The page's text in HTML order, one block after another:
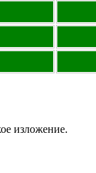
изложение.